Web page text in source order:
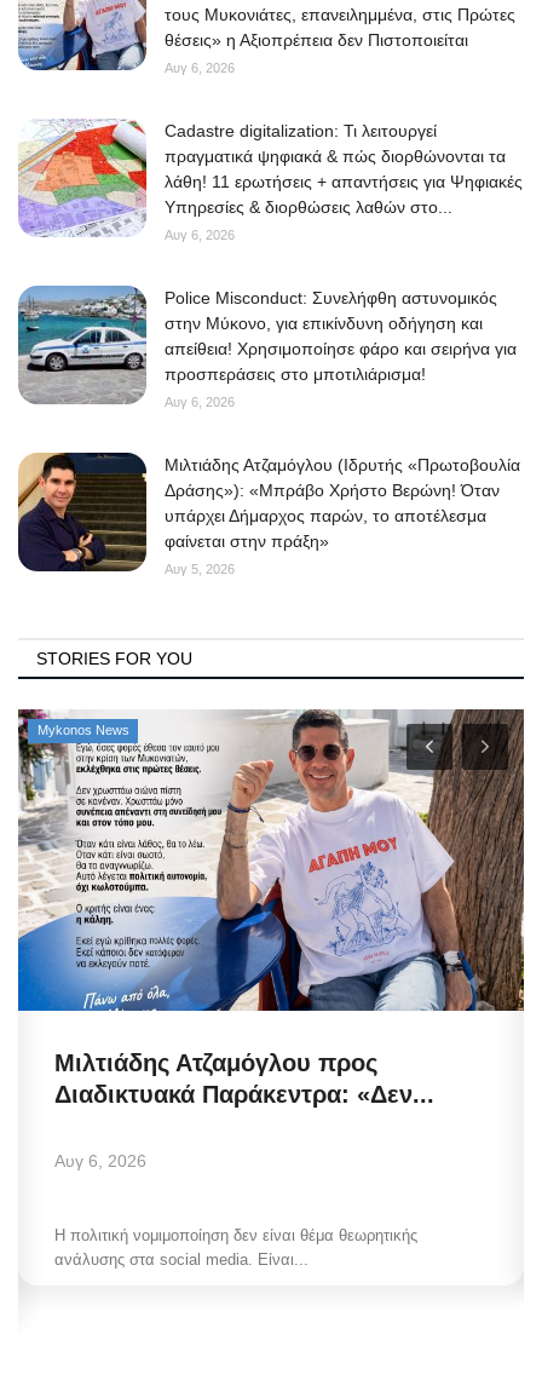
τους Μυκονιάτες, επανειλημμένα, στις Πρώτες
θέσεις» η Αξιοπρέπεια δεν Πιστοποιείται
Αυγ 6, 2026
Cadastre digitalization: Τι λειτουργεί
πραγματικά ψηφιακά & πώς διορθώνονται τα
λάθη! 11 ερωτήσεις + απαντήσεις για Ψηφιακές
Υπηρεσίες & διορθώσεις λαθών στο...
Αυγ 6, 2026
Police Misconduct: Συνελήφθη αστυνομικός
στην Μύκονο, για επικίνδυνη οδήγηση και
απείθεια! Χρησιμοποίησε φάρο και σειρήνα για
προσπεράσεις στο μποτιλιάρισμα!
Αυγ 6, 2026
Μιλτιάδης Ατζαμόγλου (Ιδρυτής «Πρωτοβουλία
Δράσης»): «Μπράβο Χρήστο Βερώνη! Όταν
υπάρχει Δήμαρχος παρών, το αποτέλεσμα
φαίνεται στην πράξη»
Αυγ 5, 2026
STORIES FOR YOU
Mykonos News
Μιλτιάδης Ατζαμόγλου προς
Διαδικτυακά Παράκεντρα: «Δεν...
Αυγ 6, 2026
Η πολιτική νομιμοποίηση δεν είναι θέμα θεωρητικής
ανάλυσης στα social media. Είναι...